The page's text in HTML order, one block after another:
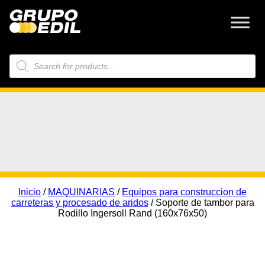
Búsqueda
de
productos
Inicio / MAQUINARIAS / Equipos para construccion de
carreteras y procesado de aridos/ Soporte de tambor para
Rodillo Ingersoll Rand (160x76x50)